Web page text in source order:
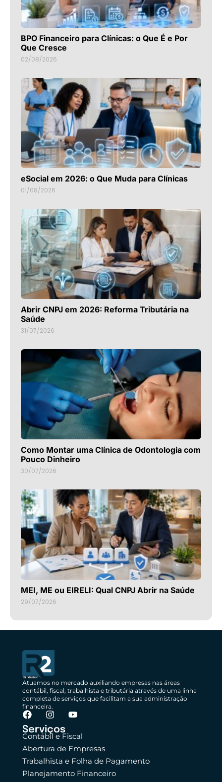
BPO Financeiro para Clínicas: o Que É e Por
Que Cresce
02/08/2026
eSocial em 2026: o Que Muda para Clínicas
01/08/2026
Abrir CNPJ em 2026: Reforma Tributária na
Saúde
31/07/2026
Como Montar uma Clínica de Odontologia com
Pouco Dinheiro
30/07/2026
MEI, ME ou EIRELI: Qual CNPJ Abrir na Saúde
29/07/2026
Atuamos no mercado auxiliando empresas nas áreas
contábil, fiscal, trabalhista e tributária através de uma linha
completa de serviços que facilitam a sua administração
financeira.
Serviços
Contábil e Fiscal
Abertura de Empresas
Trabalhista e Folha de Pagamento
Planejamento Financeiro